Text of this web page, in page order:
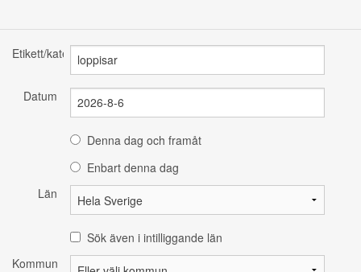
Etikett/kategori
Datum
Denna dag och framåt
Enbart denna dag
Län
Sök även i intilliggande län
Kommun